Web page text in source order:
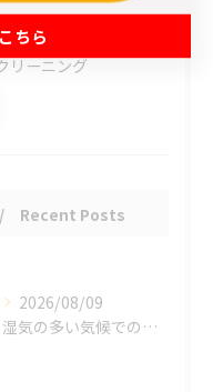
ーニング
リーニング
Recent Posts
2026/08/09
湿気の多い気候での課題。
ちら
ちら